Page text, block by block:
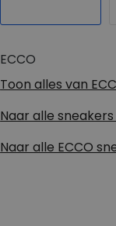
ECCO
Toon alles van
Naar alle
Naar alle ECCO